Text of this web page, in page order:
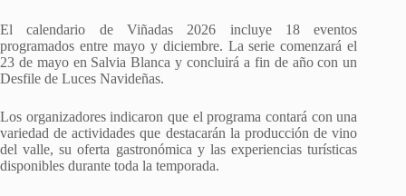
El calendario de Viñadas 2026 incluye 18 eventos
programados entre mayo y diciembre. La serie comenzará el
23 de mayo en Salvia Blanca y concluirá a fin de año con un
Desfile de Luces Navideñas.
Los organizadores indicaron que el programa contará con una
variedad de actividades que destacarán la producción de vino
del valle, su oferta gastronómica y las experiencias turísticas
disponibles durante toda la temporada.